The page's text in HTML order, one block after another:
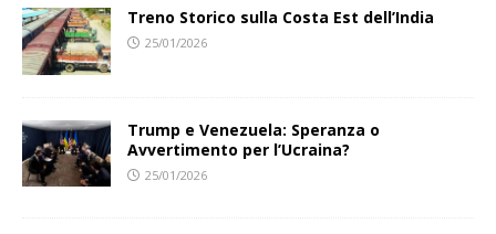
Treno Storico sulla Costa Est dell’India
25/01/2026
Trump e Venezuela: Speranza o
Avvertimento per l’Ucraina?
25/01/2026